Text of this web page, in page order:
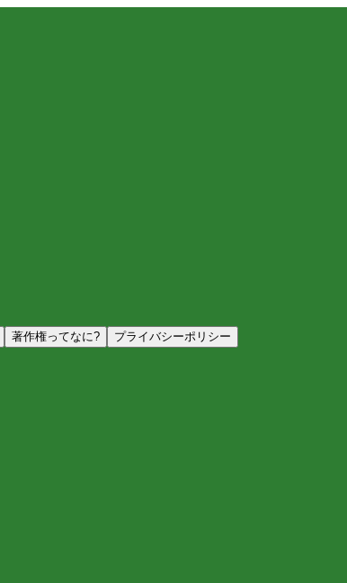
著作権ってなに? プライバシーポリシー